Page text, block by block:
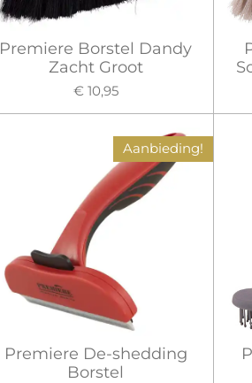
Premiere Borstel Dandy
Zacht Groot
€ 10,95
Aanbieding!
Premiere De-shedding
Borstel